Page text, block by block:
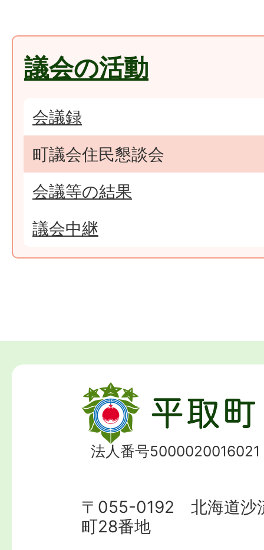
議会の活動
会議録
町議会住民懇談会
会議等の結果
議会中継
法人番号5000020016021
〒055-0192 北海道沙
町28番地